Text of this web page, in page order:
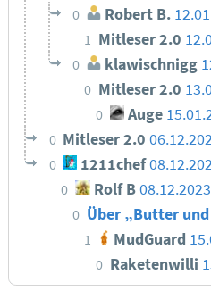
0 Robert B.
1 Mitleser 2.0
0 klawischnigg
0 Mitleser 2.0
0 Auge
0 Mitleser 2.0
0 1211chef
0 Rolf B
0 Über „Butter
1 MudGuard
0 Raketenwilli